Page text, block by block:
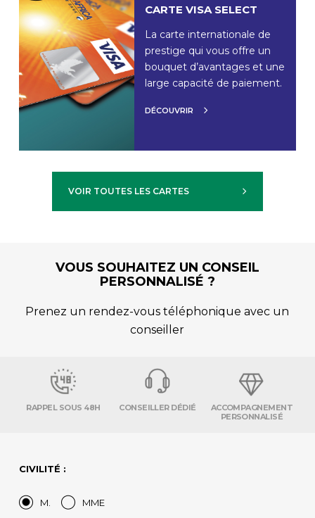
CARTE VISA SELECT
La carte internationale de
prestige qui vous offre un
bouquet d’avantages et une
large capacité de paiement.
DÉCOUVRIR
VOIR TOUTES LES CARTES
VOUS SOUHAITEZ UN CONSEIL
PERSONNALISÉ ?
Prenez un rendez-vous téléphonique avec un
conseiller
RAPPEL SOUS 48H CONSEILLER DÉDIÉ
ACCOMPAGNEMENT
PERSONNALISÉ
CIVILITÉ :
M. MME